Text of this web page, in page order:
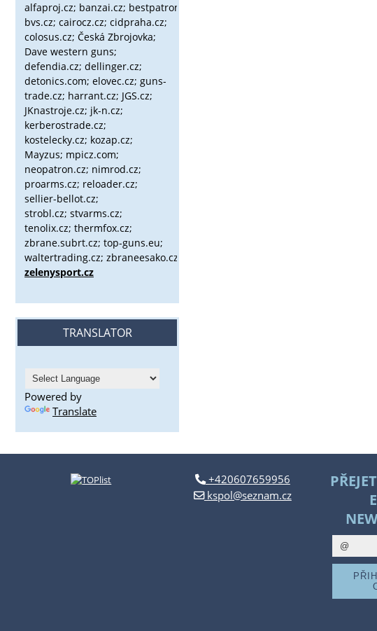
alfaproj.cz; banzai.cz; bestpatron.eu;
bvs.cz; cairocz.cz; cidpraha.cz;
colosus.cz; Česká Zbrojovka;
Dave western guns;
defendia.cz; dellinger.cz;
detonics.com; elovec.cz; guns-
trade.cz; harrant.cz; JGS.cz;
JKnastroje.cz; jk-n.cz;
kerberostrade.cz;
kostelecky.cz; kozap.cz;
Mayzus; mpicz.com;
neopatron.cz; nimrod.cz;
proarms.cz; reloader.cz;
sellier-bellot.cz;
strobl.cz; stvarms.cz;
tenolix.cz; thermfox.cz;
zbrane.subrt.cz; top-guns.eu;
waltertrading.cz; zbraneesako.cz;
zelenysport.cz
TRANSLATOR
Powered by
Translate
+420607659956
kspol@seznam.cz